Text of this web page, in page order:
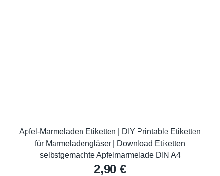
Apfel-Marmeladen Etiketten | DIY Printable Etiketten
für Marmeladengläser | Download Etiketten
selbstgemachte Apfelmarmelade DIN A4
2,90 €